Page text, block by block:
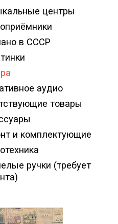
центры
в СССР
аудио
товары
и комплектующие
ручки (требует